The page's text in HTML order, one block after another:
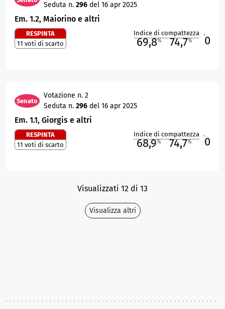
Seduta n. 296 del 16 apr 2025
Em. 1.2, Maiorino e altri
RESPINTA
11 voti di scarto
Indice di compattezza
69,8% 74,7% 0
Senato
Votazione n. 2
Seduta n. 296 del 16 apr 2025
Em. 1.1, Giorgis e altri
RESPINTA
11 voti di scarto
Indice di compattezza
68,9% 74,7% 0
Visualizzati 12 di 13
Visualizza altri